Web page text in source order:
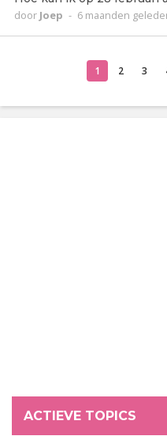
door Joep - 6 maanden
1 2 3
ACTIEVE TOPICS